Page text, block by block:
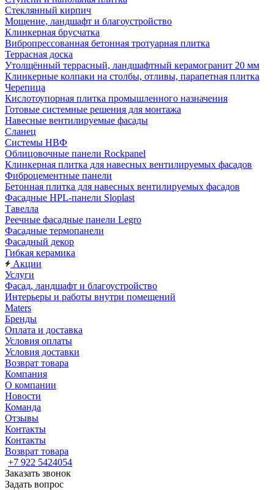
Cтеклянный кирпич
Мощение, ландшафт и благоустройство
Клинкерная брусчатка
Вибропрессованная бетонная тротуарная плитка
Террасная доска
Утолщённый террасный, ландшафтный керамогранит 20 мм
Клинкерные колпаки на столбы, отливы, парапетная плитка
Черепица
Кислотоупорная плитка промышленного назначения
Готовые системные решения для монтажа
Навесные вентилируемые фасады
Сланец
Системы НВФ
Облицовочные панели Rockpanel
Клинкерная плитка для навесных вентилируемых фасадов
Фиброцементные панели
Бетонная плитка для навесных вентилируемых фасадов
Фасадные HPL-панели Sloplast
Тавелла
Реечные фасадные панели Legro
Фасадные термопанели
Фасадный декор
Гибкая керамика
Акции
Услуги
Фасад, ландшафт и благоустройство
Интерьеры и работы внутри помещений
Maters
Бренды
Оплата и доставка
Условия оплаты
Условия доставки
Возврат товара
Компания
О компании
Новости
Команда
Отзывы
Контакты
Контакты
Возврат товара
+7 922 5424054
Заказать звонок
Задать вопрос